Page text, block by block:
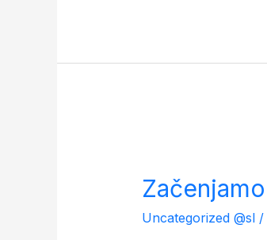
Uncategorized @sl/
projektom
“Punce